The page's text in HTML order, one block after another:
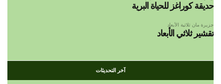
حديقة كوراغز للحياة البرية
جزيرة مان ثلاثية الأبعاد
تقشير ثلاثي الأبعاد
آخر التحديثات